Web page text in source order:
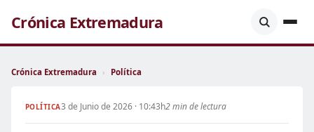
Crónica Extremadura
Crónica Extremadura › Política
POLÍTICA3 de Junio de 2026 · 10:43h2 min de lectura